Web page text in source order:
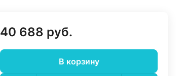
40 688 руб.
В корзину